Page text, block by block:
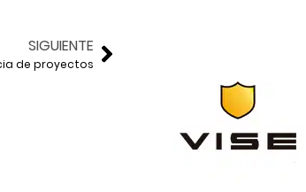
SIGUIENTE
de proyectos